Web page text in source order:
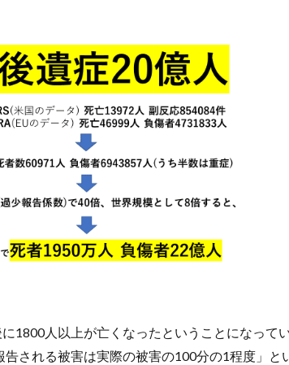
1800人以上が亡くなったということになって
される被害は実際の被害の100分の1程度」と